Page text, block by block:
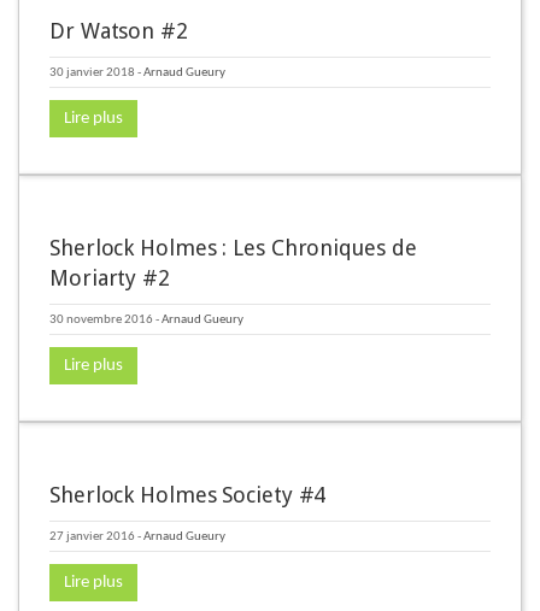
Dr Watson #2
30 janvier 2018 -Arnaud Gueury
Lire plus
Sherlock Holmes : Les Chroniques de
Moriarty #2
30 novembre 2016 -Arnaud Gueury
Lire plus
Sherlock Holmes Society #4
27 janvier 2016 -Arnaud Gueury
Lire plus